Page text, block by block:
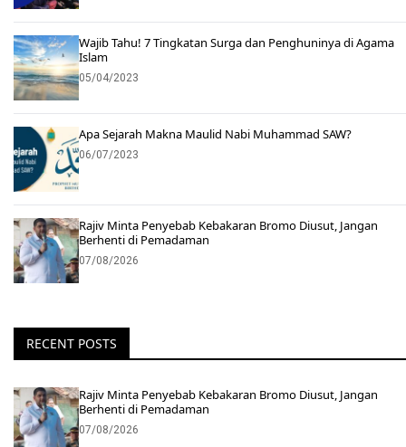
Wajib Tahu! 7 Tingkatan Surga dan Penghuninya di Agama
Islam
05/04/2023
Apa Sejarah Makna Maulid Nabi Muhammad SAW?
06/07/2023
Rajiv Minta Penyebab Kebakaran Bromo Diusut, Jangan
Berhenti di Pemadaman
07/08/2026
RECENT POSTS
Rajiv Minta Penyebab Kebakaran Bromo Diusut, Jangan
Berhenti di Pemadaman
07/08/2026